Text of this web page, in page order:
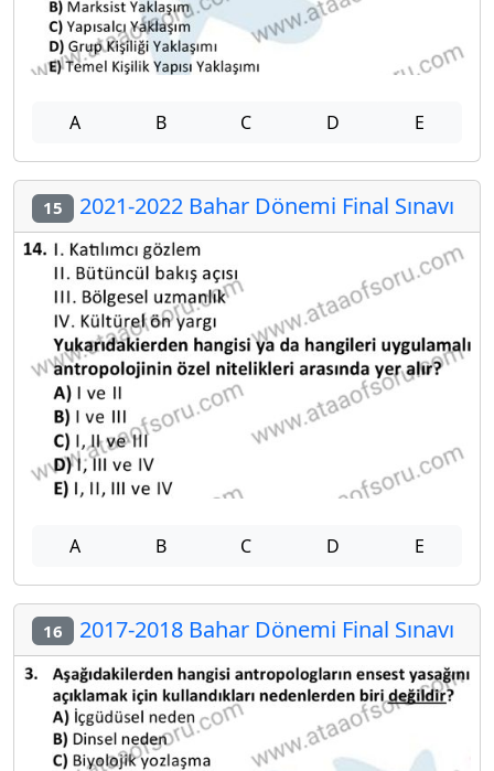
A B C D E
15 2021-2022 Bahar Dönemi Final Sınavı
A B C D E
16 2017-2018 Bahar Dönemi Final Sınavı